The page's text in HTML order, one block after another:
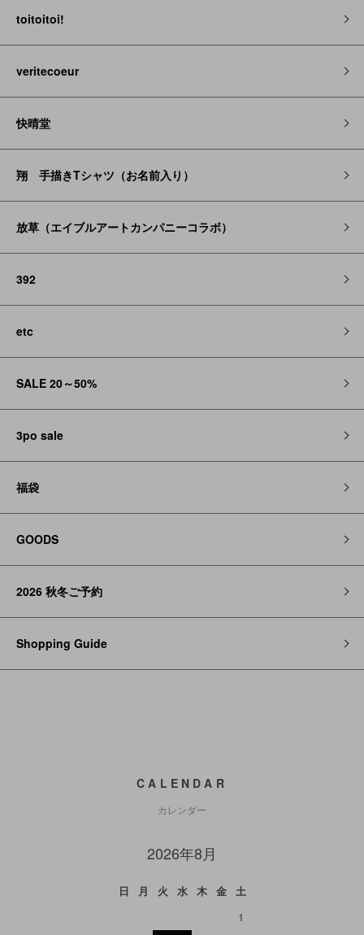
toitoitoi!
veritecoeur
快晴堂
翔 手描きTシャツ（お名前入り）
放草（エイブルアートカンパニーコラボ）
392
etc
SALE 20～50%
3po sale
福袋
GOODS
2026 秋冬ご予約
Shopping Guide
CALENDAR
カレンダー
2026年8月
日 月 火 水 木 金
土
1